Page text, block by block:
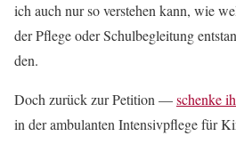
ich auch nur so ver­ste­hen kann, wie
der Pflege oder Schul­be­gleitung
den.
Doch zurück zur Peti­tion —schenke
in der ambu­lanten Inten­sivpflege für